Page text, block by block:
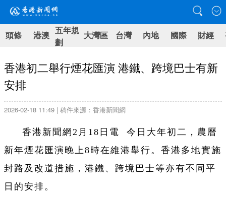
頭條 港澳 五年規
劃
大灣區 台灣 內地 國際 財經
香港初二舉行煙花匯演 港鐵、跨境巴士有新
安排
2026-02-18 11:49 | 稿件來源：香港新聞網
香港新聞網2月18日電 今日大年初二，農曆
新年煙花匯演晚上8時在維港舉行。香港多地實施
封路及改道措施，港鐵、跨境巴士等亦有不同平
日的安排。